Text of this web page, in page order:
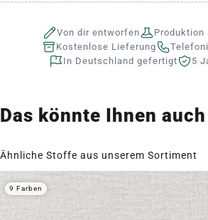
Von dir entworfen
Produktion
Kostenlose Lieferung
In Deutschland gefertigt
5
Das könnte Ihnen
Ähnliche Stoffe aus unserem Sortiment
9 Farben